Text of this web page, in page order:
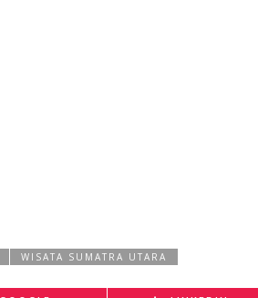
WISATA SUMATRA UTARA